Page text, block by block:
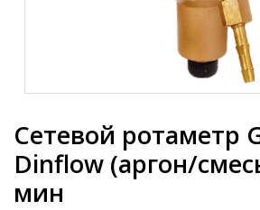
Сетевой ротаметр
Dinflow (аргон/
мин